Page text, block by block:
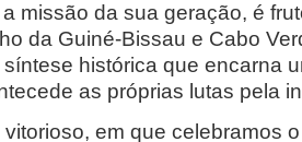
missão da sua geração, é
da Guiné-Bissau e Cabo
histórica que encarna
as próprias lutas pela
em que celebramos